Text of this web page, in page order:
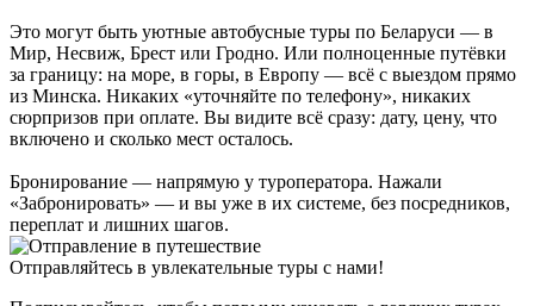
Это могут быть уютные автобусные туры по Беларуси — в
Мир, Несвиж, Брест или Гродно. Или полноценные путёвки
за границу: на море, в горы, в Европу — всё с выездом прямо
из Минска. Никаких «уточняйте по телефону», никаких
сюрпризов при оплате. Вы видите всё сразу: дату, цену, что
включено и сколько мест осталось.
Бронирование — напрямую у туроператора. Нажали
«Забронировать» — и вы уже в их системе, без посредников,
переплат и лишних шагов.
Отправляйтесь в увлекательные туры с нами!